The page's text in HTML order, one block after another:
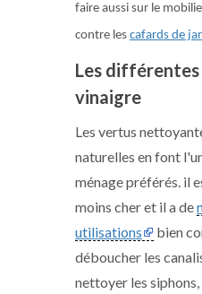
faire aussi sur le
contre les cafards de
Les
vinaigre
Les vertus
naturelles en font
ménage préférés. il
moins cher et il a de
utilisations
bien
déboucher les
nettoyer les